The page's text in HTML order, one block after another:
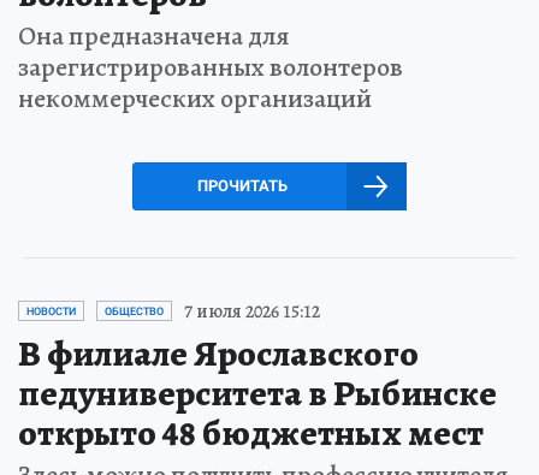
Она предназначена для
зарегистрированных волонтеров
некоммерческих организаций
ПРОЧИТАТЬ
НОВОСТИ ОБЩЕСТВО 7 июля 2026 15:12
В филиале Ярославского
педуниверситета в Рыбинске
открыто 48 бюджетных мест